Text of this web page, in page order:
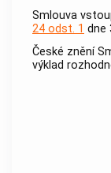
Smlouva
24 odst. 1 dne
České znění
výklad